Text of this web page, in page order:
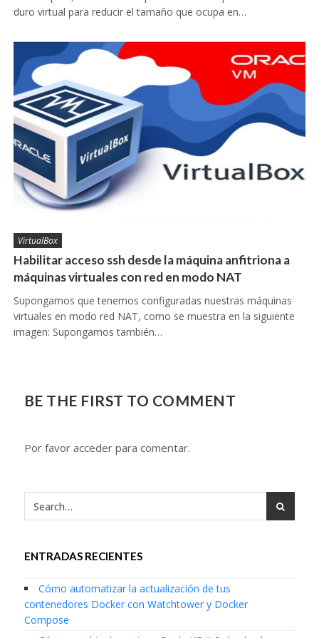
duro virtual para reducir el tamaño que ocupa en…
VirtualBox
Habilitar acceso ssh desde la máquina anfitriona a
máquinas virtuales con red en modo NAT
Supongamos que tenemos configuradas nuestras máquinas
virtuales en modo red NAT, como se muestra en la siguiente
imagen: Supongamos también…
BE THE FIRST TO COMMENT
Por favor acceder para comentar.
ENTRADAS RECIENTES
Cómo automatizar la actualización de tus
contenedores Docker con Watchtower y Docker
Compose